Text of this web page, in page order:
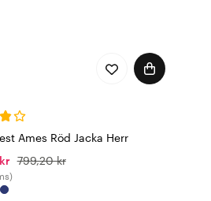
Ames Röd Jacka Herr
799,20 kr